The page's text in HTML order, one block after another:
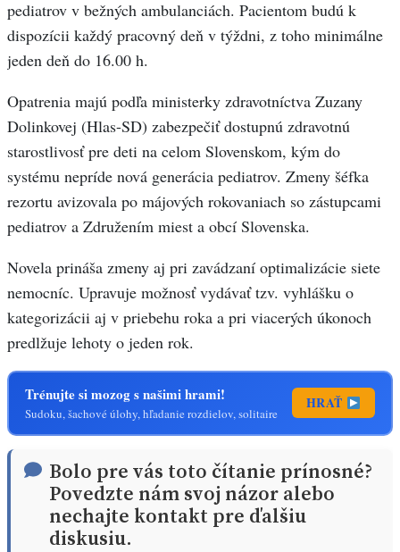
pediatrov v bežných ambulanciách. Pacientom budú k
dispozícii každý pracovný deň v týždni, z toho minimálne
jeden deň do 16.00 h.
Opatrenia majú podľa ministerky zdravotníctva Zuzany
Dolinkovej (Hlas-SD) zabezpečiť dostupnú zdravotnú
starostlivosť pre deti na celom Slovenskom, kým do
systému nepríde nová generácia pediatrov. Zmeny šéfka
rezortu avizovala po májových rokovaniach so zástupcami
pediatrov a Združením miest a obcí Slovenska.
Novela prináša zmeny aj pri zavádzaní optimalizácie siete
nemocníc. Upravuje možnosť vydávať tzv. vyhlášku o
kategorizácii aj v priebehu roka a pri viacerých úkonoch
predlžuje lehoty o jeden rok.
Trénujte si mozog s našimi hrami!
Sudoku, šachové úlohy, hľadanie rozdielov, solitaire
HRAŤ
Bolo pre vás toto čítanie prínosné?
Povedzte nám svoj názor alebo
nechajte kontakt pre ďalšiu
diskusiu.